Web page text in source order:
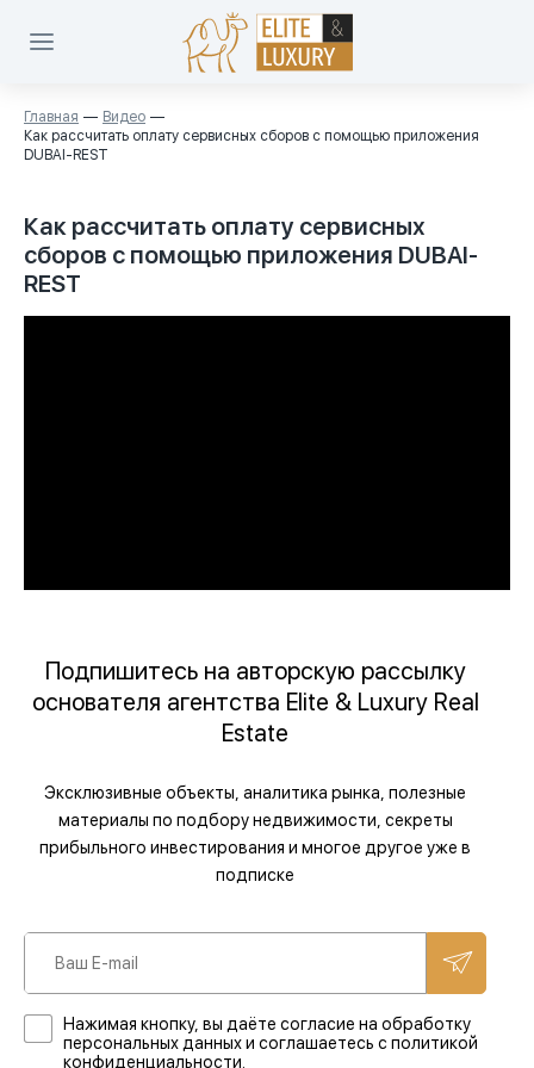
Главная
Видео
Как рассчитать оплату сервисных сборов с помощью приложения
DUBAI-REST
Как рассчитать оплату сервисных
сборов с помощью приложения DUBAI-
REST
Подпишитесь на авторскую рассылку
основателя агентства Elite & Luxury Real
Estate
Эксклюзивные объекты, аналитика рынка, полезные
материалы по подбору недвижимости, секреты
прибыльного инвестирования и многое другое уже в
подписке
Нажимая кнопку, вы даёте согласие на обработку
персональных данных и соглашаетесь с политикой
конфиденциальности.